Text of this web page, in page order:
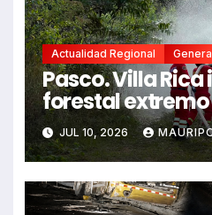
Actualidad Regional
Pasco. Villa
forestal
fallecidos y
JUL 10, 2026